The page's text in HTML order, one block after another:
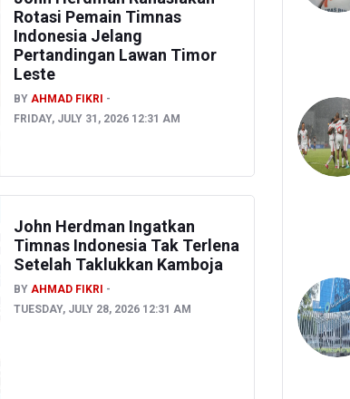
Rotasi Pemain Timnas
Indonesia Jelang
Pertandingan Lawan Timor
Leste
BY AHMAD FIKRI
FRIDAY, JULY 31, 2026 12:31 AM
John Herdman Ingatkan
Timnas Indonesia Tak Terlena
Setelah Taklukkan Kamboja
BY AHMAD FIKRI
TUESDAY, JULY 28, 2026 12:31 AM